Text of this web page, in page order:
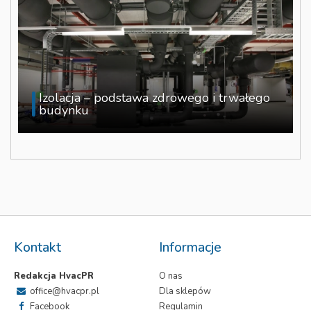
Izolacja – podstawa zdrowego i trwałego
budynku
Kontakt
Redakcja HvacPR
office@hvacpr.pl
Facebook
Informacje
O nas
Dla sklepów
Regulamin